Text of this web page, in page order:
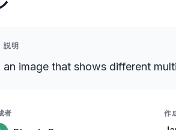
説明
an image that shows different
者 作